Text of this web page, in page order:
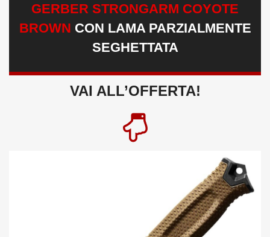
GERBER STRONGARM COYOTE
BROWN CON LAMA PARZIALMENTE
SEGHETTATA
VAI ALL’OFFERTA!